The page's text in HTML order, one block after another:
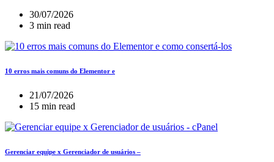
30/07/2026
3 min read
10 erros mais comuns do Elementor e
21/07/2026
15 min read
Gerenciar equipe x Gerenciador de usuários –